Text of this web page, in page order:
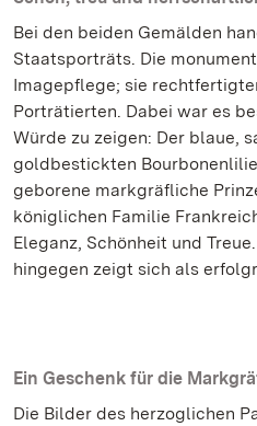
Bei den beiden Gemälden
Staatsporträts. Die
Imagepflege; sie
Porträtierten. Dabei war es
Würde zu zeigen: Der blaue,
goldbestickten
geborene markgräfliche
königlichen Familie
Eleganz, Schönheit und
hingegen zeigt sich als
Ein Geschenk für die
Die Bilder des herzoglichen